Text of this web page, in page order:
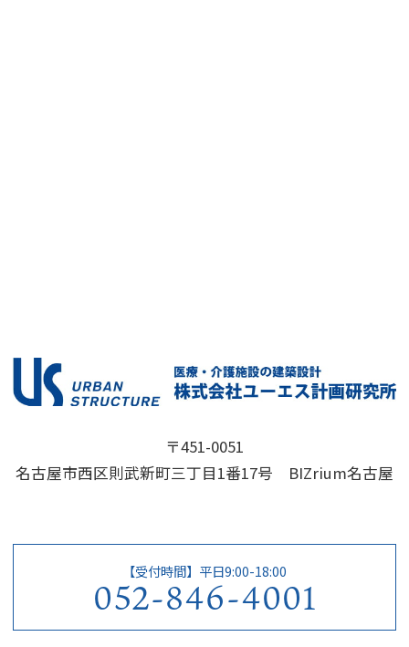
〒451-0051
名古屋市西区則武新町三丁目1番17号 BIZrium名古屋
【受付時間】平日9:00-18:00
052-846-4001